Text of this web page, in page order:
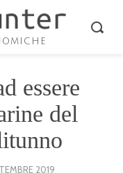
essere
del
2019